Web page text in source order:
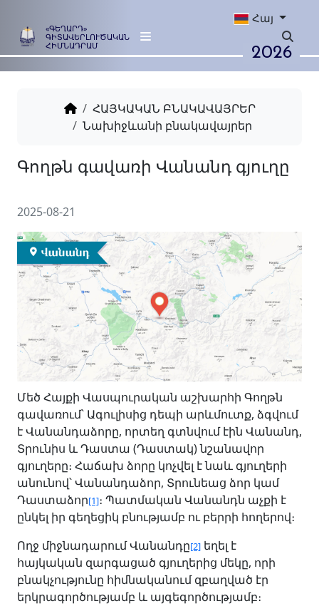
«ԳԵՂԱՐԴ»
ԳԻՏԱՎԵՐԼՈՒԾԱԿԱՆ
ՀԻՄՆԱԴՐԱՄ
Հայ
2026
ՀԱՅԿԱԿԱՆ ԲՆԱԿԱՎԱՅՐԵՐ
Նախիջևանի բնակավայրեր
Գողթն գավառի Վանանդ
2025-08-21
Մեծ Հայքի Վասպուրական աշխարհի Գողթն
գավառում՝ Ագուլիսից դեպի արևմուտք, ձգվում
է Վանանդաձորը, որտեղ գտնվում էին Վանանդ,
Տրունիս և Դաստա (Դաստակ) նշանավոր
գյուղերը։ Հաճախ ձորը կոչվել է նաև գյուղերի
անունով՝ Վանանդաձոր, Տրունեաց ձոր կամ
Դաստաձոր[1]։ Պատմական Վանանդն աչքի է
ընկել իր գեղեցիկ բնությամբ ու բերրի հողերով։
Ողջ միջնադարում Վանանդը[2] եղել է
հայկական զարգացած գյուղերից մեկը, որի
բնակչությունը հիմնականում զբաղված էր
երկրագործությամբ և այգեգործությամբ։